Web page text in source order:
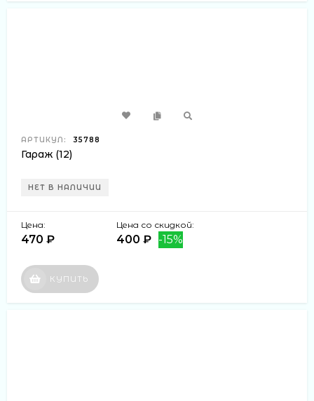
АРТИКУЛ: 35788
Гараж (12)
НЕТ В НАЛИЧИИ
Цена:
470 ₽
Цена со скидкой:
400 ₽ -15%
КУПИТЬ